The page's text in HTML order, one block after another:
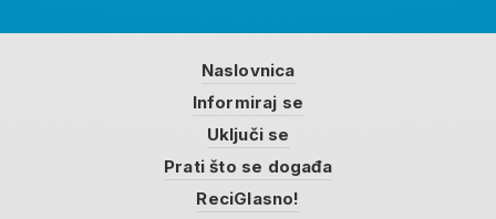
Naslovnica
Informiraj se
Uključi se
Prati što se događa
ReciGlasno!